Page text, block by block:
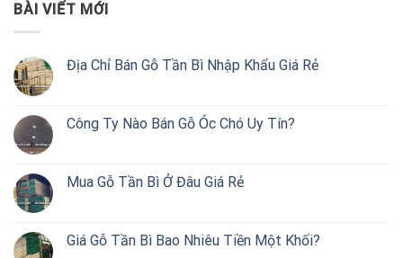
BÀI VIẾT MỚI
Địa Chỉ Bán Gỗ Tần Bì Nhập Khẩu Giá Rẻ
Công Ty Nào Bán Gỗ Óc Chó Uy Tín?
Mua Gỗ Tần Bì Ở Đâu Giá Rẻ
Giá Gỗ Tần Bì Bao Nhiêu Tiền Một Khối?